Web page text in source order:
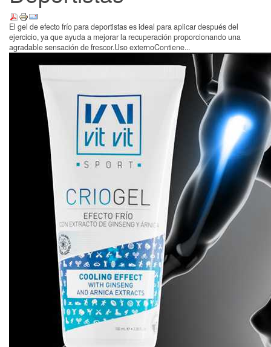
El gel de efecto frío para deportistas es ideal para aplicar después del
ejercicio, ya que ayuda a mejorar la recuperación proporcionando una
agradable sensación de frescor.Uso externoContiene...